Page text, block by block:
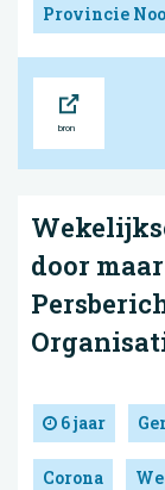
Provincie
door
6 jaar
Corona